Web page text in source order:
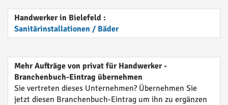
Handwerker in Bielefeld :
Sanitärinstallationen / Bäder
Mehr Aufträge von privat für Handwerker -
Branchenbuch-Eintrag übernehmen
Sie vertreten dieses Unternehmen? Übernehmen Sie
jetzt diesen Branchenbuch-Eintrag um ihn zu ergänzen